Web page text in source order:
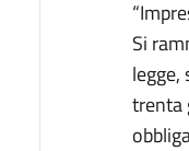
Si
trenta